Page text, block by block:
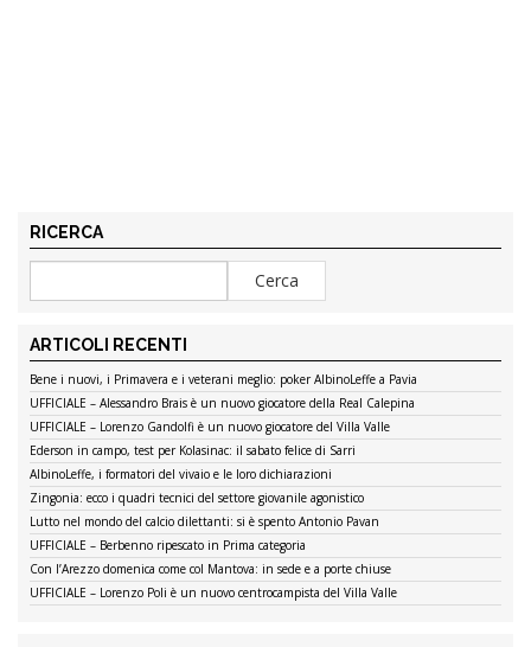
RICERCA
ARTICOLI RECENTI
Bene i nuovi, i Primavera e i veterani meglio: poker AlbinoLeffe a Pavia
UFFICIALE – Alessandro Brais è un nuovo giocatore della Real Calepina
UFFICIALE – Lorenzo Gandolfi è un nuovo giocatore del Villa Valle
Ederson in campo, test per Kolasinac: il sabato felice di Sarri
AlbinoLeffe, i formatori del vivaio e le loro dichiarazioni
Zingonia: ecco i quadri tecnici del settore giovanile agonistico
Lutto nel mondo del calcio dilettanti: si è spento Antonio Pavan
UFFICIALE – Berbenno ripescato in Prima categoria
Con l’Arezzo domenica come col Mantova: in sede e a porte chiuse
UFFICIALE – Lorenzo Poli è un nuovo centrocampista del Villa Valle